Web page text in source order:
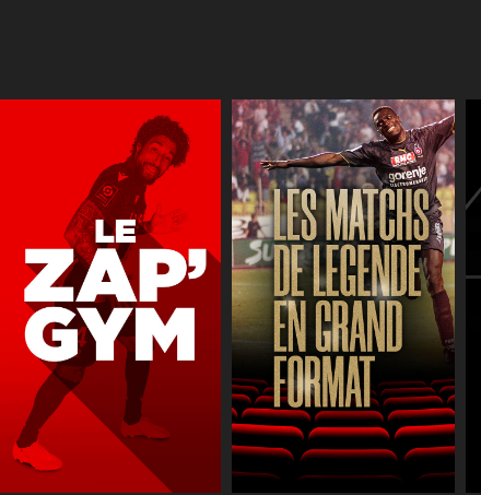
Réactions JT des jeunes